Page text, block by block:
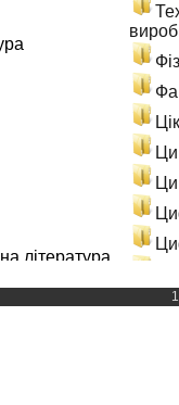
література